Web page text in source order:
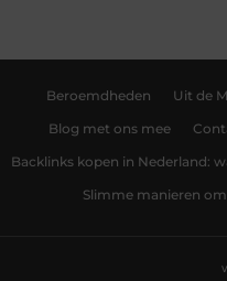
Beroemdheden Uit de
Blog met ons mee
Backlinks kopen in Nederland:
Slimme manieren